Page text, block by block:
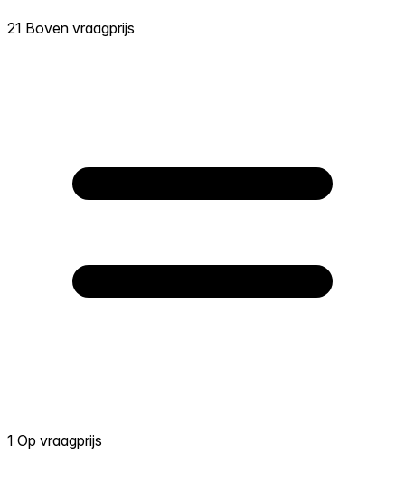
21 Boven vraagprijs
1 Op vraagprijs